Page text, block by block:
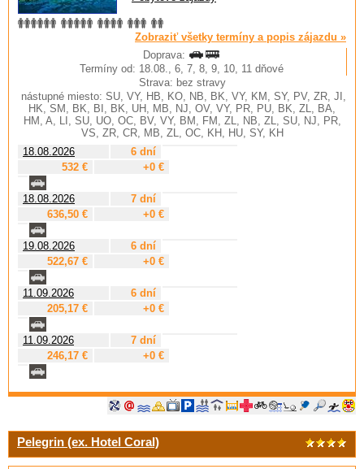
Zobraziť všetky termíny a popis zájazdu »
Doprava:
Termíny od: 18.08., 6, 7, 8, 9, 10, 11 dňové
Strava: bez stravy
nástupné miesto: SU, VY, HB, KO, NB, BK, VY, KM, SY, PV, ZR, JI,
HK, SM, BK, BI, BK, UH, MB, NJ, OV, VY, PR, PU, BK, ZL, BA,
HM, A, LI, SU, UO, OC, BV, VY, BM, FM, ZL, NB, ZL, SU, NJ, PR,
VS, ZR, CR, MB, ZL, OC, KH, HU, SY, KH
18.08.2026
6 dní
532 €
+0 €
18.08.2026
7 dní
636,50 €
+0 €
19.08.2026
6 dní
522,67 €
+0 €
11.09.2026
6 dní
205,17 €
+0 €
11.09.2026
7 dní
246,17 €
+0 €
Pelegrin (ex. Hotel Coral)